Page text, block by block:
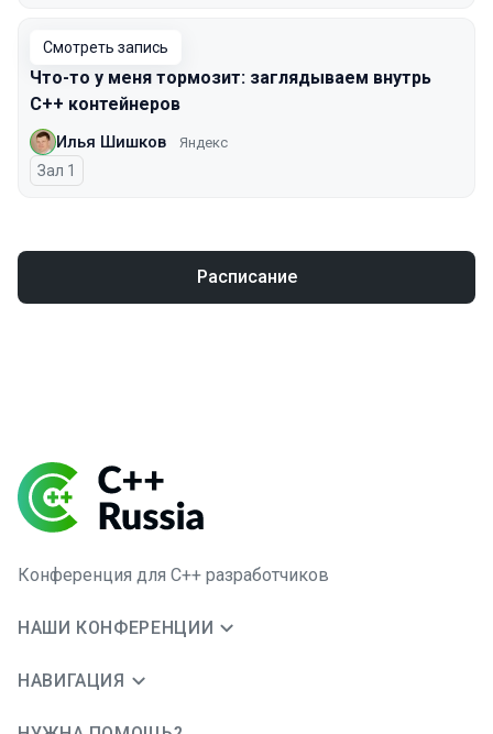
Смотреть запись
Что-то у меня тормозит: заглядываем внутрь
С++ контейнеров
Илья Шишков Яндекс
Зал 1
Расписание
Конференция для C++ разработчиков
НАШИ КОНФЕРЕНЦИИ
НАВИГАЦИЯ